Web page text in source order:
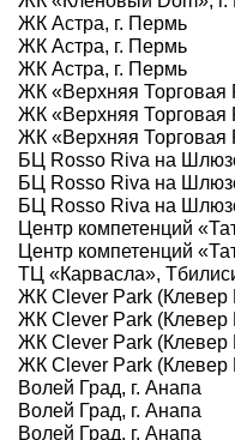
ЖК Астра, г. Пермь
ЖК Астра, г. Пермь
ЖК Астра, г. Пермь
ЖК «Верхняя Торговая
ЖК «Верхняя Торговая
ЖК «Верхняя Торговая
БЦ Rosso Riva на
БЦ Rosso Riva на
БЦ Rosso Riva на
Центр компетенций
Центр компетенций
ТЦ «Карвасла»,
ЖК Clever Park (Клевер
ЖК Clever Park (Клевер
ЖК Clever Park (Клевер
ЖК Clever Park (Клевер
Волей Град, г. Анапа
Волей Град, г. Анапа
Волей Град, г. Анапа